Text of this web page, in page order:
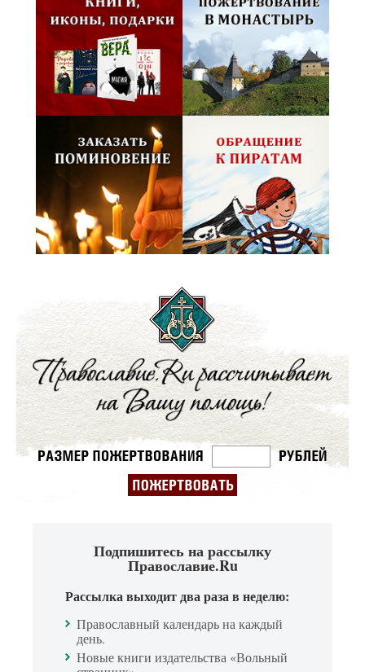
Подпишитесь на рассылку
Православие.Ru
Рассылка выходит два раза в неделю:
Православный календарь на каждый
день.
Новые книги издательства «Вольный